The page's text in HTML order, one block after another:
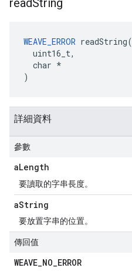
readString
WEAVE_ERROR readString(
  uint16_t,
  char *
)
詳細資料
參數
aLength
要讀取的字串長度。
aString
要放置字串的位置。
傳回值
WEAVE_NO_ERROR